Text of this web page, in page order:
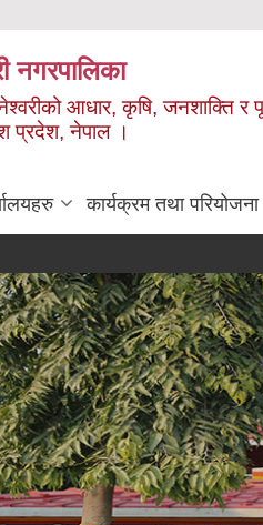
नगरपालिका
आधार, कृषि, जनशाक्ति र
प्रदेश, नेपाल ।
कार्यक्रम तथा परियोजना